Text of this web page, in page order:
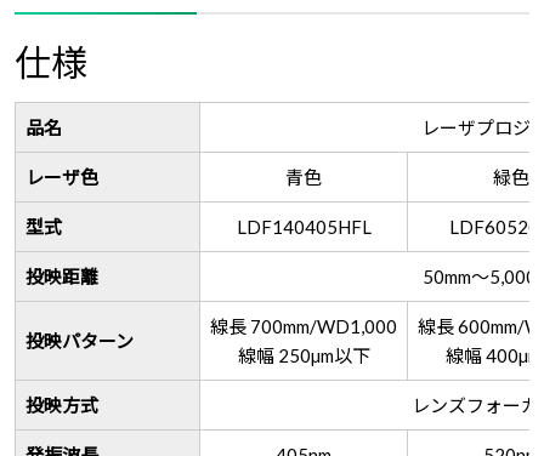
仕様
品名 レーザプロジ
レーザ色 青色 緑色
型式 LDF140405HFL
投映距離 50mm～
投映パターン
線長 700mm/WD1,000
線幅 250µm以下
線長 600mm/
線幅
投映方式 レンズフォー